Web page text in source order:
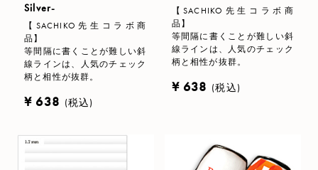
Silver-
【SACHIKO先生コラボ商
品】
等間隔に書くことが難しい斜
線ラインは、人気のチェック
柄と相性が抜群。
¥ 638 (税込)
【SACHIKO先生コラボ商
品】
等間隔に書くことが難しい斜
線ラインは、人気のチェック
柄と相性が抜群。
¥ 638 (税込)